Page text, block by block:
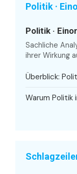
Politik ·
Politik ·
Sachliche
ihrer Wirkung
Überblick:
Warum